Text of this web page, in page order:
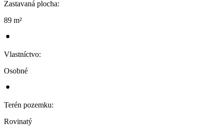
Zastavaná plocha:
89 m²
Vlastníctvo:
Osobné
Terén pozemku:
Rovinatý